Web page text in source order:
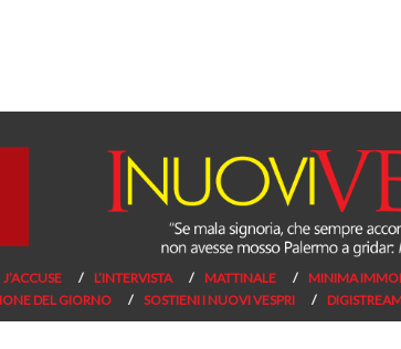
J’ACCUSE L’INTERVISTA MATTINALE MINIMA
DEL GIORNO SOSTIENI I NUOVI VESPRI